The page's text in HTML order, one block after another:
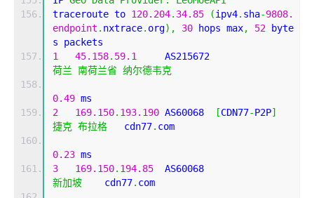
traceroute to 120.204. 34.85 (ipv4. sha-9808.
endpoint . nxtrace. org), 30 hops max, 52 byte
s packets
1
45.158. 59.1
荷兰 南荷兰省 纳尔德韦克
0.49 ms
2
169.150. 193.190 AS60068 [CDN77-P2P]
捷克 布拉格
   cdn77
. com
0.23 ms
3
169.150. 194.85
新加坡
    cdn77
. com